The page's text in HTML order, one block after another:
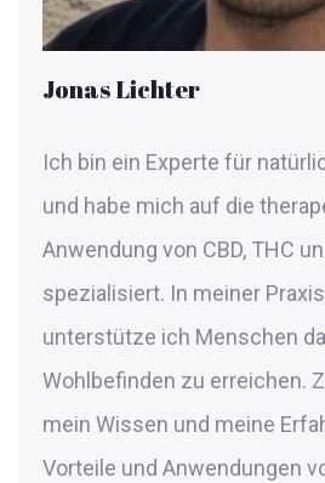
Jonas Lichter
Ich bin ein Experte für
und habe mich auf die
Anwendung von CBD, THC
spezialisiert. In meiner
unterstütze ich Menschen
Wohlbefinden zu erreichen.
mein Wissen und meine
Vorteile und Anwendungen